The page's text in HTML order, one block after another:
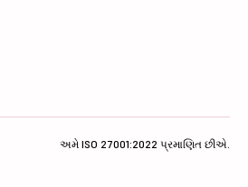
અમે ISO 27001:2022 પ્રમાણિત છીએ.